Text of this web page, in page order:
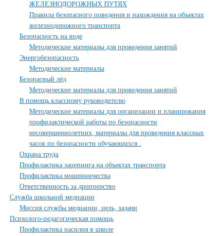
ЖЕЛЕЗНОДОРОЖНЫХ ПУТЯХ
Правила безопасного поведения и нахождения на объектах
железнодорожного транспорта
Безопасность на воде
Методические материалы для проведения занятий
Энергобезопасность
Методические материалы
Безопасный лёд
Методические материалы для проведения занятий
В помощь классному руководителю
Методические материалы для организации и планирования
профилактической работы по безопасности
несовершеннолетних, материалы для проведения классных
часов по безопасности обучающихся .
Охрана труда
Профилактика зацепинга на объектах транспорта
Профилактика мошенничества
Ответственность за дропперство
Служба школьной медиации
Миссия службы медиации, цель, задачи
Психолого-педагогическая помощь
Профилактика насилия в школе